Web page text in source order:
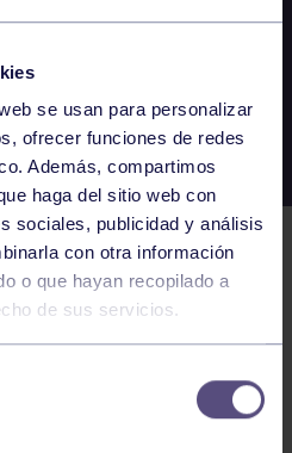
se usan para personalizar
ofrecer funciones de redes
Además, compartimos
haga del sitio web con
sociales, publicidad y análisis
con otra información
o que hayan recopilado a
de sus servicios.